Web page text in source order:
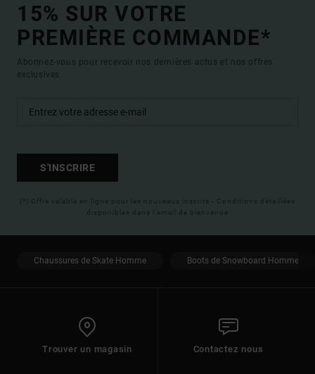
15% SUR VOTRE
PREMIÈRE COMMANDE*
Abonnez-vous pour recevoir nos dernières actus et nos offres
exclusives.
S'INSCRIRE
(*) Offre valable en ligne pour les nouveaux inscrits - Conditions détaillées
disponibles dans l'email de bienvenue
Chaussures de Skate Homme Boots de Snowboard Homme
Trouver un magasin Contactez nous